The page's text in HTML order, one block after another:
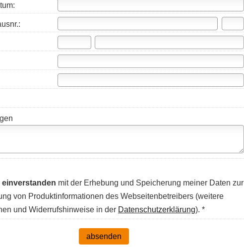
einverstanden mit der Erhebung und Speicherung meiner Daten zur
von Produktinformationen des Webseitenbetreibers (weitere
und Widerrufshinweise in der Datenschutzerklärung). *
absenden